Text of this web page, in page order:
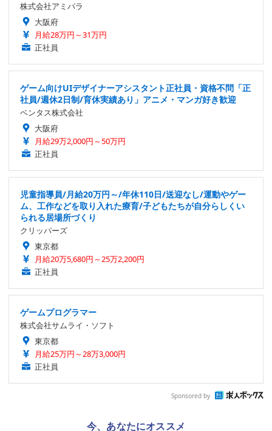
株式会社アミパラ
大阪府
月給28万円～31万円
正社員
ゲーム向けUIデザイナーアシスタント正社員・資格不問「正
社員/週休2日制/育休実績あり」アニメ・マンガ好き歓迎
ベンタス株式会社
大阪府
月給29万2,000円～50万円
正社員
児童指導員/月給20万円～/年休110日/送迎なし/運動やゲー
ム、工作などを取り入れた療育/子どもたちが自分らしくい
られる居場所づくり
クリッパーズ
東京都
月給20万5,680円～25万2,200円
正社員
ゲームプログラマー
株式会社サムライ・ソフト
東京都
月給25万円～28万3,000円
正社員
Sponsored by
今、あなたにオススメ